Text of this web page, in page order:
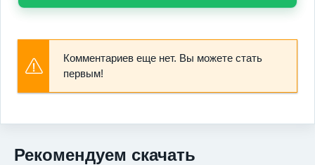
Комментариев еще нет. Вы можете стать
первым!
Рекомендуем скачать